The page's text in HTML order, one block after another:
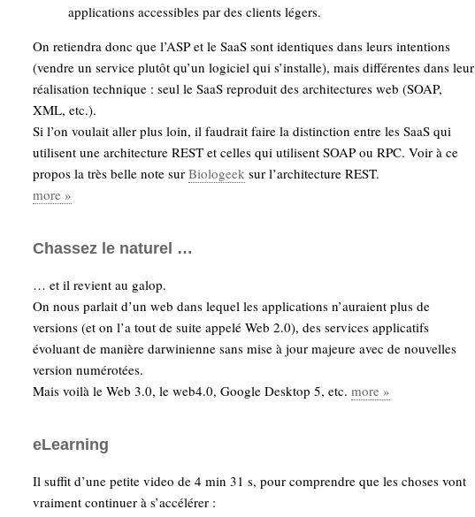
applications accessibles par des clients légers.
On retiendra donc que l’ASP et le SaaS sont identiques dans leurs intentions
(vendre un service plutôt qu’un logiciel qui s’installe), mais différentes dans leur
réalisation technique : seul le SaaS reproduit des architectures web (SOAP,
XML, etc.).
Si l’on voulait aller plus loin, il faudrait faire la distinction entre les SaaS qui
utilisent une architecture REST et celles qui utilisent SOAP ou RPC. Voir à ce
propos la très belle note sur Biologeek sur l’architecture REST.
more »
Chassez le naturel …
… et il revient au galop.
On nous parlait d’un web dans lequel les applications n’auraient plus de
versions (et on l’a tout de suite appelé Web 2.0), des services applicatifs
évoluant de manière darwinienne sans mise à jour majeure avec de nouvelles
version numérotées.
Mais voilà le Web 3.0, le web4.0, Google Desktop 5, etc. more »
eLearning
Il suffit d’une petite video de 4 min 31 s, pour comprendre que les choses vont
vraiment continuer à s’accélérer :